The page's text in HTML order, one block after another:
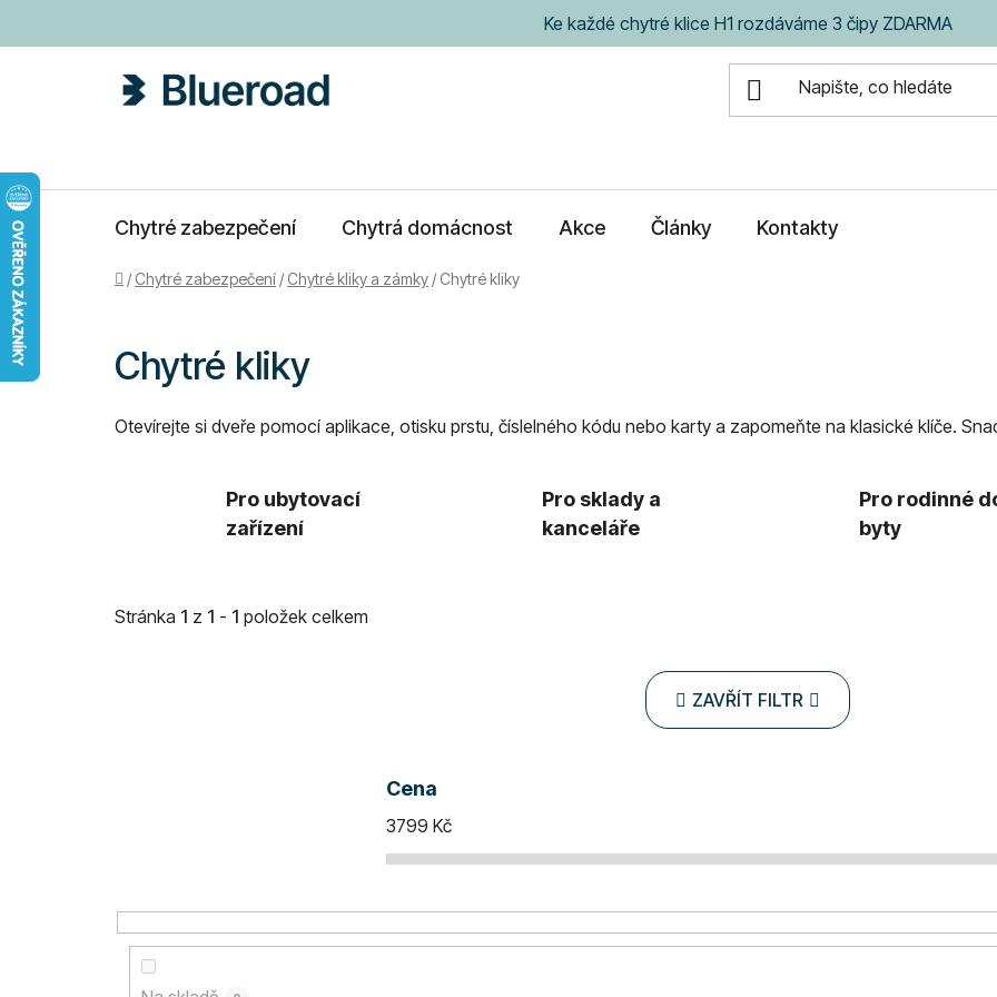
Ke každé chytré klice H1 rozdáváme 3 čipy ZDARMA
Chytré zabezpečení Chytrá domácnost Akce Články Kontakty
Domů
/ Chytré zabezpečení / Chytré kliky a zámky / Chytré kliky
Chytré kliky
Otevírejte si dveře pomocí aplikace, otisku prstu, číslelného kódu nebo karty a zapomeňte na klasické klíče.
Pro ubytovací
zařízení
Pro sklady a
kanceláře
Pro rodinné
byty
Stránka 1 z 1 - 1 položek celkem
ZAVŘÍT FILTR
Cena
3799 Kč